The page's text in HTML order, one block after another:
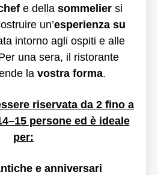
e della sommelier si
un’esperienza su
intorno agli ospiti e alle
una sera, il ristorante
la vostra forma.
riservata da 2 fino a
persone ed è ideale
per:
e anniversari